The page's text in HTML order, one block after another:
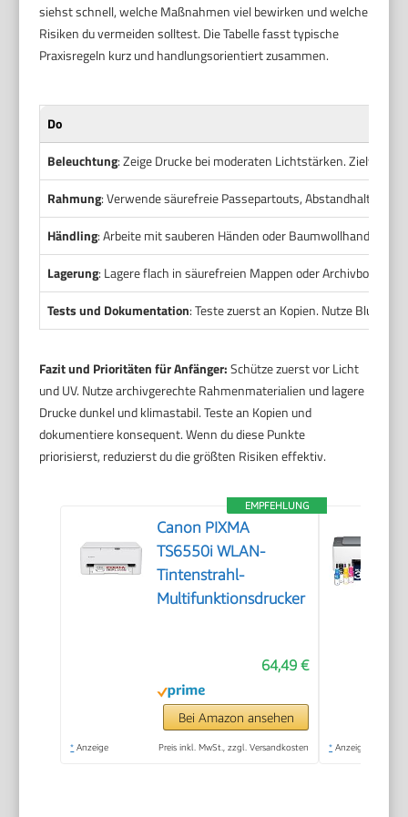
siehst schnell, welche Maßnahmen viel bewirken und welche
Risiken du vermeiden solltest. Die Tabelle fasst typische
Praxisregeln kurz und handlungsorientiert zusammen.
Do
Beleuchtung: Zeige Drucke bei moderaten Lichtstärken.
Rahmung: Verwende säurefreie Passepartouts, Abstandhalter
Händling: Arbeite mit sauberen Händen oder
Lagerung: Lagere flach in säurefreien Mappen oder Archivboxen.
Tests und Dokumentation: Teste zuerst an Kopien. Nutze Blue-
Fazit und Prioritäten für Anfänger:Schütze zuerst vor Licht
und UV. Nutze archivgerechte Rahmenmaterialien und lagere
Drucke dunkel und klimastabil. Teste an Kopien und
dokumentiere konsequent. Wenn du diese Punkte
priorisierst, reduzierst du die größten Risiken effektiv.
EMPFEHLUNG
Canon PIXMA
TS6550i WLAN-
Tintenstrahl-
Multifunktionsdrucker
64,49 €
Bei Amazon ansehen
* Anzeige Preis inkl. MwSt., zzgl. Versandkosten * Anzeige